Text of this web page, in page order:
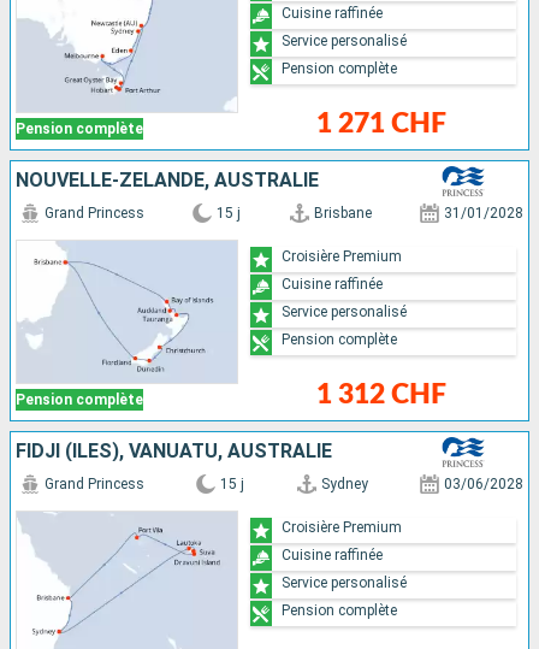
Pension complète 1 271 CHF
Cuisine raffinée
Service personalisé
Pension complète
NOUVELLE-ZÉLANDE, AUSTRALIE
Pension complète
Grand Princess 15 j Brisbane 31/01/2028
1 312 CHF
Croisière Premium
Cuisine raffinée
Service personalisé
Pension complète
FIDJI (ÎLES), VANUATU, AUSTRALIE
Grand Princess 15 j Sydney 03/06/2028
Croisière Premium
Cuisine raffinée
Service personalisé
Pension complète